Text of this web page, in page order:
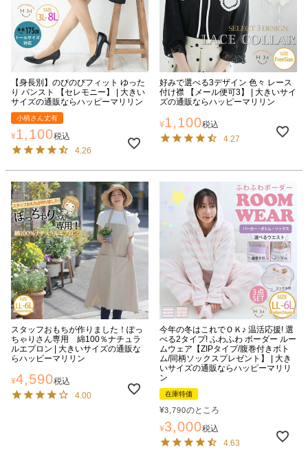
【身長別】のびのびフィット ゆった
り パンスト 【セレモニー】 | 大きい
サイズの通販ならハッピーマリリン
小柄さん丈有
¥1,100税込
4.26
好みで選べる3デザイン 色々 レース
付け襟 【メール便可3】 | 大きいサイ
ズの通販ならハッピーマリリン
¥1,100税込
4.27
スタッフおもちが作りました！ぽっ
ちゃりさん専用 綿100％ナチュラ
ルエプロン | 大きいサイズの通販な
らハッピーマリリン
¥4,590税込
4.00
今年の冬はこれでＯＫ♪ 温活応援! 選
べる2タイプ! ふわふわ ボーダー ルー
ムウェア【ZIPタイプ/腹巻付きボト
ム/同柄ソックスプレゼント】 | 大き
いサイズの通販ならハッピーマリリ
ン
在庫特価
¥3,790のところ
¥3,000税込
4.63